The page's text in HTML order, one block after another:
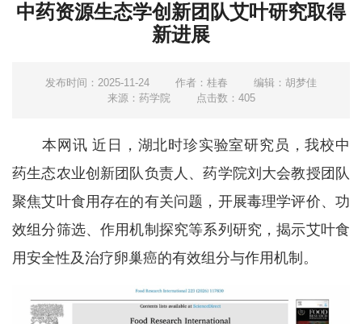
中药资源生态学创新团队艾叶研究取得
新进展
发布时间：2025-11-24 作者：桂春
编辑：胡梦佳
来源：药学院
点击数： 405
本网讯 近日，湖北时珍实验室研究员，我校中
药生态农业创新团队负责人、药学院刘大会教授团队
聚焦艾叶食用存在的有关问题，开展毒理学评价、功
效组分筛选、作用机制探究等系列研究，揭示艾叶食
用安全性及治疗卵巢癌的有效组分与作用机制。